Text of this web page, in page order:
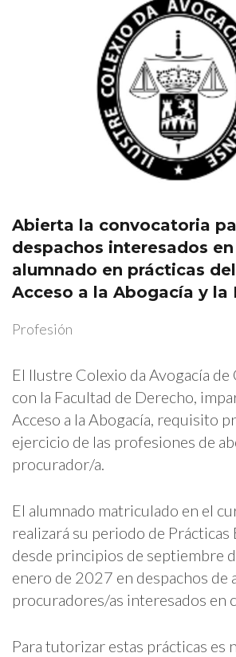
Abierta la convocatoria
despachos interesados
alumnado en prácticas
Acceso a la Abogacía y la
Profesión
El Ilustre Colexio da Avogacía
con la Facultad de Derecho,
Acceso a la Abogacía, requisito
ejercicio de las profesiones de
procurador/a.
El alumnado matriculado en el
realizará su periodo de Prácticas
desde principios de septiembre
enero de 2027 en despachos de
procuradores/as interesados en
Para tutorizar estas prácticas es